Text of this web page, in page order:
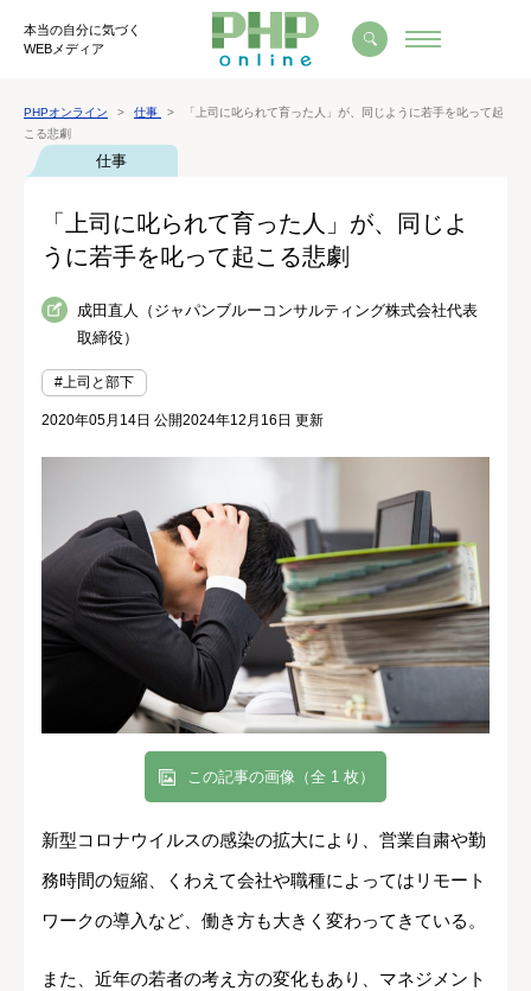
本当の自分に気づく
WEBメディア
PHPオンライン 仕事
「上司に叱られて育った人」が、同じように若手を叱って起
こる悲劇
仕事
「上司に叱られて育った人」が、同じよ
うに若手を叱って起こる悲劇
成田直人（ジャパンブルーコンサルティング株式会社代表
取締役）
#上司と部下
2020年05月14日 公開2024年12月16日 更新
この記事の画像（全 1 枚）
新型コロナウイルスの感染の拡大により、営業自粛や勤
務時間の短縮、くわえて会社や職種によってはリモート
ワークの導入など、働き方も大きく変わってきている。
また、近年の若者の考え方の変化もあり、マネジメント